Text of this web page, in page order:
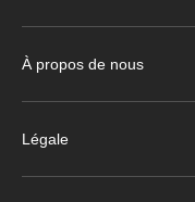
À propos de nous
Légale